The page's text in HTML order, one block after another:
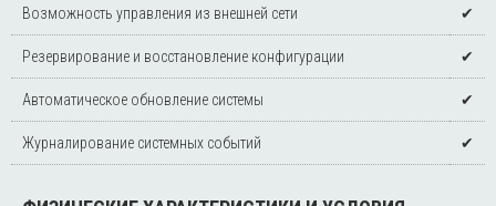
Возможность управления из внешней сети ✔
Резервирование и восстановление конфигурации ✔
Автоматическое обновление системы ✔
Журналирование системных событий ✔